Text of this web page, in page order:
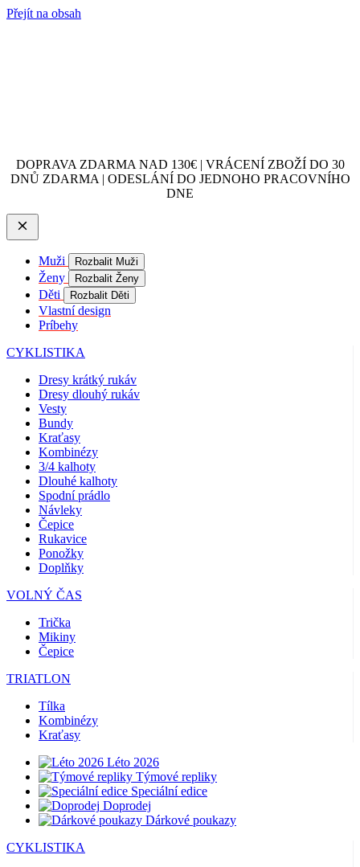
Přejít na obsah
DOPRAVA ZDARMA NAD 130€ | VRÁCENÍ ZBOŽÍ DO 30
DNŮ ZDARMA | ODESLÁNÍ DO JEDNOHO PRACOVNÍHO
DNE
Muži Rozbalit Muži
Ženy Rozbalit Ženy
Děti Rozbalit Děti
Vlastní design
Príbehy
CYKLISTIKA
Dresy krátký rukáv
Dresy dlouhý rukáv
Vesty
Bundy
Kraťasy
Kombinézy
3/4 kalhoty
Dlouhé kalhoty
Spodní prádlo
Návleky
Čepice
Rukavice
Ponožky
Doplňky
VOLNÝ ČAS
Trička
Mikiny
Čepice
TRIATLON
Tílka
Kombinézy
Kraťasy
Léto 2026
Týmové repliky
Speciální edice
Doprodej
Dárkové poukazy
CYKLISTIKA